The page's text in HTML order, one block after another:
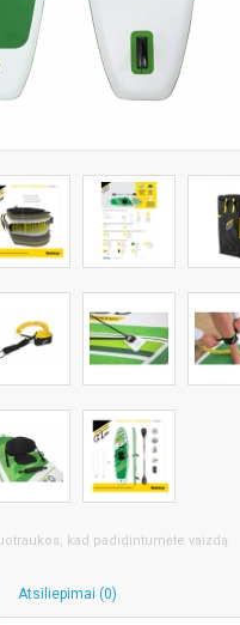
kad padidintumėte vaizdą
Atsiliepimai (0)